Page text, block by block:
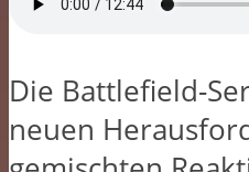
Die Battlefield-
neuen